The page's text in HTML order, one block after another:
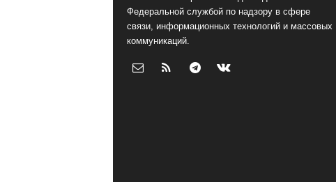
Федеральной службой по надзору в сфере
связи, информационных технологий и массовых
коммуникаций.